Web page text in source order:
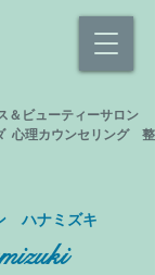
ビューティーサロン
心理カウンセリング 整
ハナミズキ